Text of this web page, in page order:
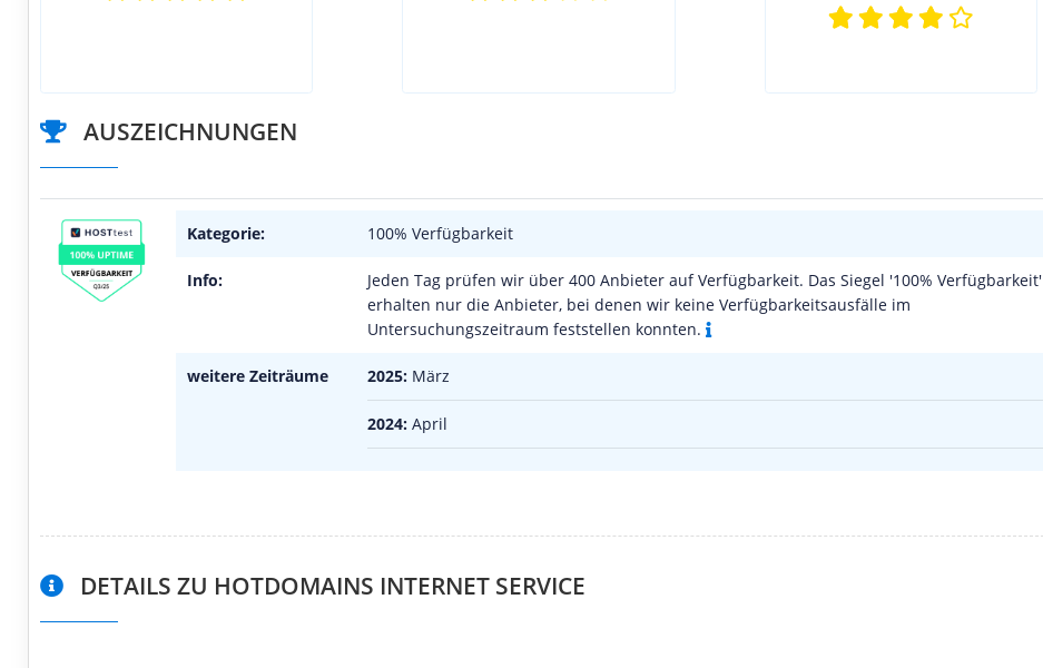
AUSZEICHNUNGEN
Kategorie: 100% Verfügbarkeit
Info:
Jeden Tag prüfen wir über 400 Anbieter auf Verfügbarkeit. Das Siegel '100% Verfügbarkeit'
erhalten nur die Anbieter, bei denen wir keine Verfügbarkeitsausfälle im
Untersuchungszeitraum feststellen konnten.
weitere Zeiträume 2025: März
2024: April
DETAILS ZU HOTDOMAINS INTERNET SERVICE